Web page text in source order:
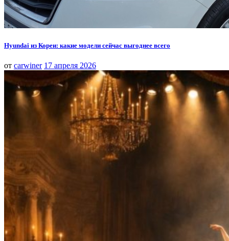
Hyundai из Кореи: какие модели сейчас выгоднее всего
от carwiner 17 апреля 2026